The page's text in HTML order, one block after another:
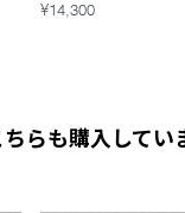
¥14,300
らも購入してい